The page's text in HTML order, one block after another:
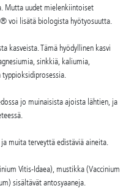
Mutta uudet mielenkiintoiset
voi lisätä biologista hyötyosuutta.
kasveista. Tämä hyödyllinen kasvi
sinkkiä, kaliumia,
jo muinaisista ajoista lähtien, ja
muita terveyttä edistäviä aineita.
Vitis-Idaea), mustikka (Vaccinium
sisältävät antosyaaneja.